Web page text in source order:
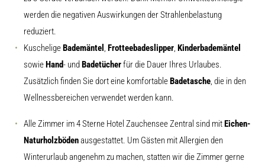
werden die negativen Auswirkungen der Strahlenbelastung
reduziert.
Kuschelige Bademäntel , Frotteebadeslipper, Kinderbademäntel
sowie Hand- und Badetücherfür die Dauer Ihres Urlaubes.
Zusätzlich finden Sie dort eine komfortable Badetasche, die in den
Wellnessbereichen verwendet werden kann.
Alle Zimmer im 4 Sterne Hotel Zauchensee Zentral sind mit Eichen-
Naturholzbödenausgestattet. Um Gästen mit Allergien den
Winterurlaub angenehm zu machen, statten wir die Zimmer gerne